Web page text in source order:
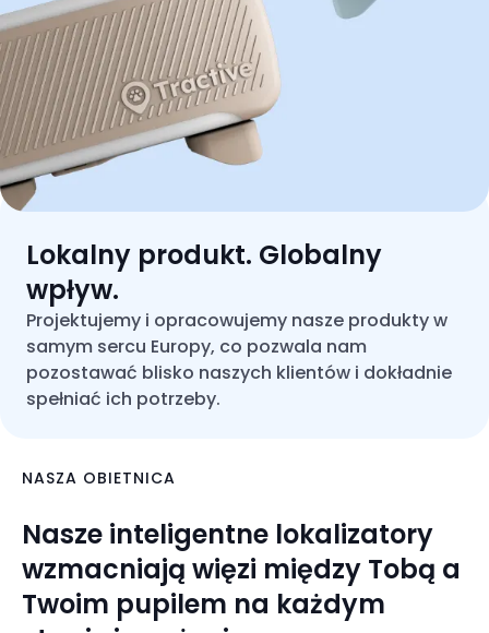
Lokalny produkt. Globalny
wpływ.
Projektujemy i opracowujemy nasze produkty w
samym sercu Europy, co pozwala nam
pozostawać blisko naszych klientów i dokładnie
spełniać ich potrzeby.
NASZA OBIETNICA
Nasze inteligentne lokalizatory
wzmacniają więzi między Tobą a
Twoim pupilem na każdym